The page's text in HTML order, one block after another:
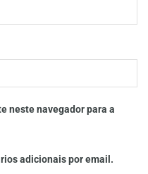
neste navegador para a
adicionais por email.